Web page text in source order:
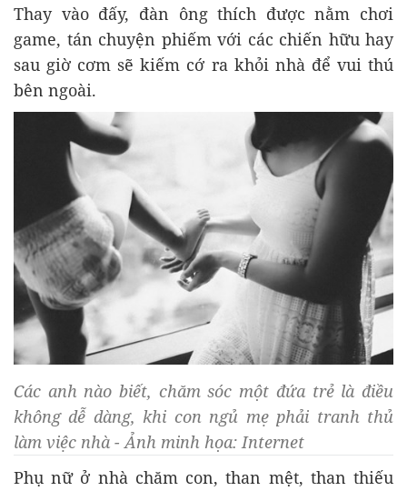
Thay vào đấy, đàn ông thích được nằm chơi
game, tán chuyện phiếm với các chiến hữu hay
sau giờ cơm sẽ kiếm cớ ra khỏi nhà để vui thú
bên ngoài.
Các anh nào biết, chăm sóc một đứa trẻ là điều
không dễ dàng, khi con ngủ mẹ phải tranh thủ
làm việc nhà - Ảnh minh họa: Internet
Phụ nữ ở nhà chăm con, than mệt, than thiếu